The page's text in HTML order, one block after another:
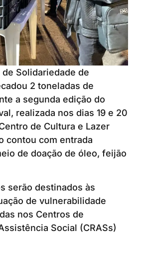
de Solidariedade de
2 toneladas de
a segunda edição do
realizada nos dias 19 e 20
de Cultura e Lazer
contou com entrada
de doação de óleo, feijão
serão destinados às
de vulnerabilidade
nos Centros de
Social (CRASs)